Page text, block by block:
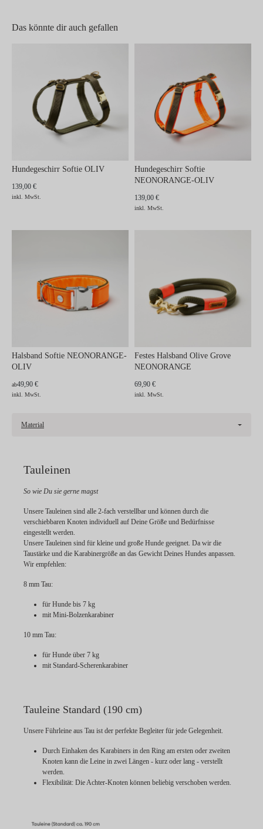
Das könnte dir auch gefallen
Hundegeschirr Softie OLIV
139,00 €
inkl. MwSt.
Hundegeschirr Softie
NEONORANGE-OLIV
139,00 €
inkl. MwSt.
Halsband Softie NEONORANGE-
OLIV
ab49,90 €
inkl. MwSt.
Festes Halsband Olive Grove
NEONORANGE
69,90 €
inkl. MwSt.
Material
Tauleinen
So wie Du sie gerne magst
Unsere Tauleinen sind alle 2-fach verstellbar und können durch die
verschiebbaren Knoten individuell auf Deine Größe und Bedürfnisse
eingestellt werden.
Unsere Tauleinen sind für kleine und große Hunde geeignet. Da wir die
Taustärke und die Karabinergröße an das Gewicht Deines Hundes anpassen.
Wir empfehlen:
8 mm Tau:
für Hunde bis 7 kg
mit Mini-Bolzenkarabiner
10 mm Tau:
für Hunde über 7 kg
mit Standard-Scherenkarabiner
Tauleine Standard (190 cm)
Unsere Führleine aus Tau ist der perfekte Begleiter für jede Gelegenheit.
Durch Einhaken des Karabiners in den Ring am ersten oder zweiten
Knoten kann die Leine in zwei Längen - kurz oder lang - verstellt
werden.
Flexibilität: Die Achter-Knoten können beliebig verschoben werden.